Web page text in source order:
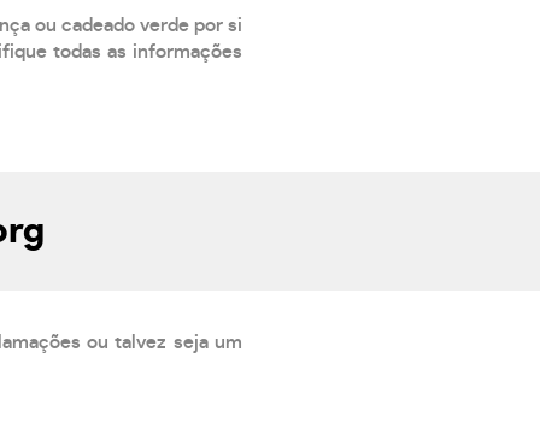
ou cadeado verde por si
todas as informações
ou talvez seja um